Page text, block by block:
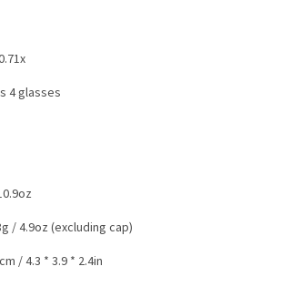
4 glasses
/ 4.9oz (excluding cap)
/ 4.3 * 3.9 * 2.4in